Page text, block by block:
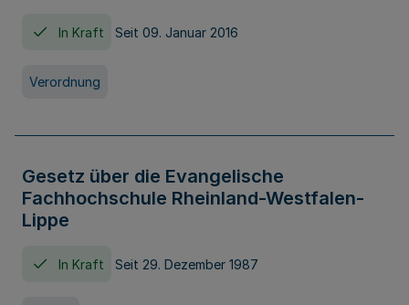
In Kraft Seit 09. Januar 2016
Verordnung
Gesetz über die Evangelische
Fachhochschule Rheinland-Westfalen-
Lippe
In Kraft Seit 29. Dezember 1987